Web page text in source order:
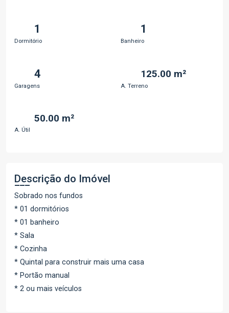
1
Dormitório
1
Banheiro
4
Garagens
125.00 m²
A. Terreno
50.00 m²
A. Útil
Descrição do Imóvel
Sobrado nos fundos
* 01 dormitórios
* 01 banheiro
* Sala
* Cozinha
* Quintal para construir mais uma casa
* Portão manual
* 2 ou mais veículos